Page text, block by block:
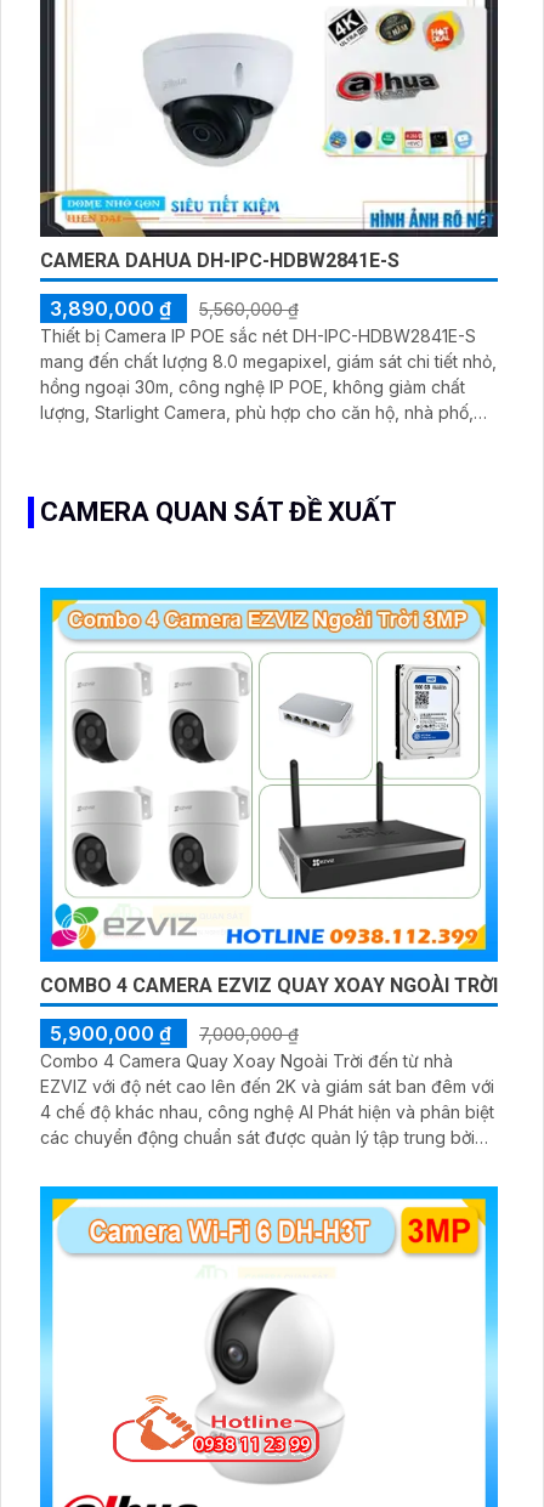
CAMERA DAHUA DH-IPC-HDBW2841E-S
3,890,000 ₫
5,560,000 ₫
Thiết bị Camera IP POE sắc nét DH-IPC-HDBW2841E-S
mang đến chất lượng 8.0 megapixel, giám sát chi tiết nhỏ,
hồng ngoại 30m, công nghệ IP POE, không giảm chất
lượng, Starlight Camera, phù hợp cho căn hộ, nhà phố,
CAMERA QUAN SÁT ĐỀ XUẤT
COMBO 4 CAMERA EZVIZ QUAY XOAY NGOÀI TRỜI
5,900,000 ₫
7,000,000 ₫
Combo 4 Camera Quay Xoay Ngoài Trời đến từ nhà
EZVIZ với độ nét cao lên đến 2K và giám sát ban đêm với
4 chế độ khác nhau, công nghệ AI Phát hiện và phân biệt
các chuyển động chuẩn sát được quản lý tập trung bởi